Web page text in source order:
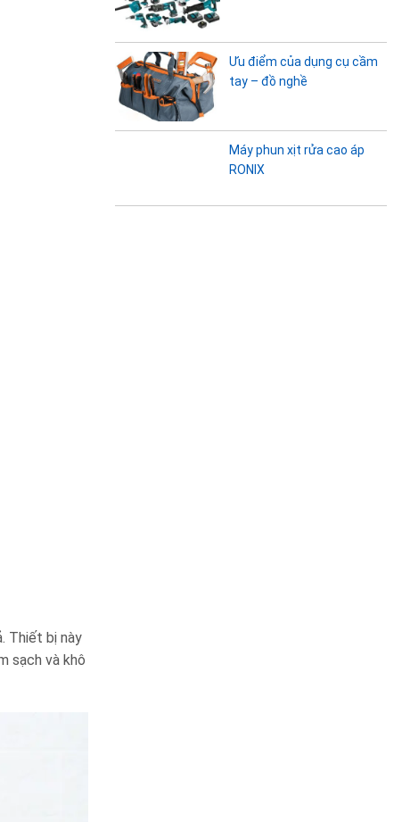
Thiết bị này
sạch và khô
Ưu điểm của dụng cụ cầm
tay – đồ nghề
Máy phun xịt rửa cao áp
RONIX